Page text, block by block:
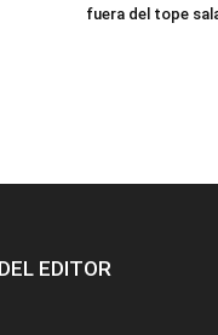
fuera del tope
EDITOR